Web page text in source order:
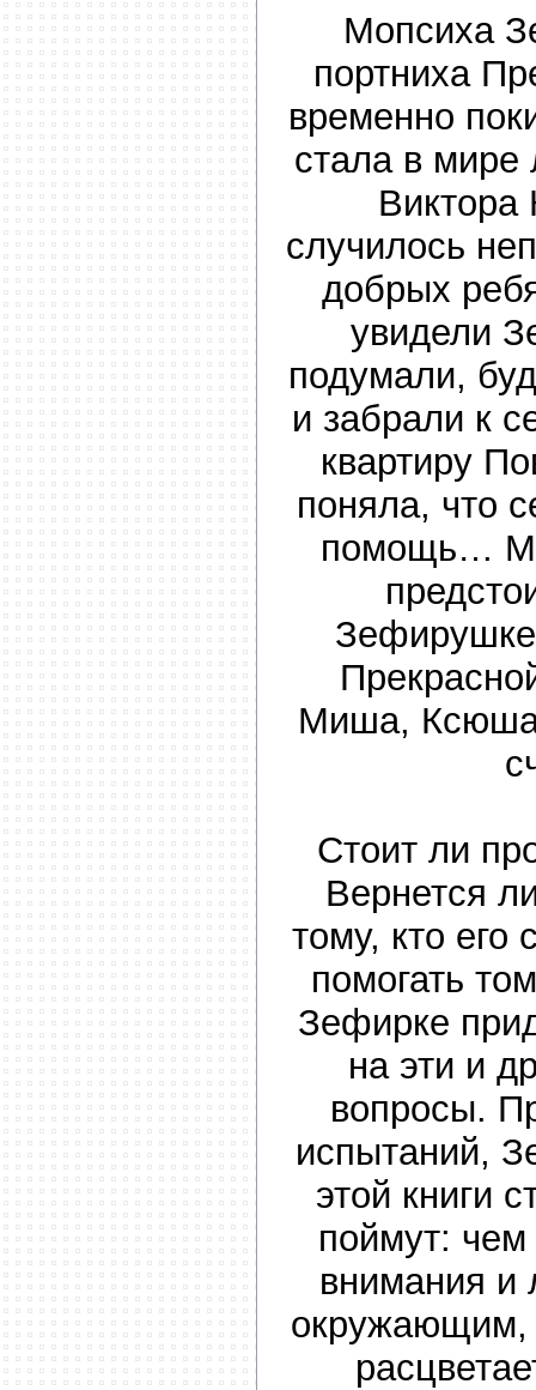
Мопсиха
портниха
временно
стала в
Виктора
случилось
добрых
увидели
подумали,
и забрали к
квартиру
поняла, что
помощь…
Миша, Ксюша
Стоит ли
Вернется
тому, кто
помогать
Зефирке
на эти и
вопросы.
испытаний,
этой книги
поймут:
внимания
окружающим,